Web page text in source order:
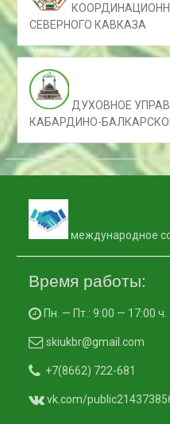
СЕВЕРНОГО КАВКАЗА
ДУХОВНОЕ
КАБАРДИНО-
международное
Время работы:
Пн. — Пт.: 9:00 — 17:00 ч.
skiukbr@gmail.com
+7(8662) 722-681
vk.com/